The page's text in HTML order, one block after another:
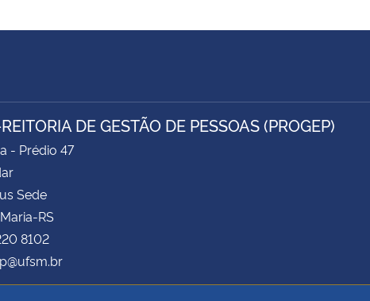
DE GESTÃO DE PESSOAS (PROGEP)
- Prédio 47
Sede
RS
8102